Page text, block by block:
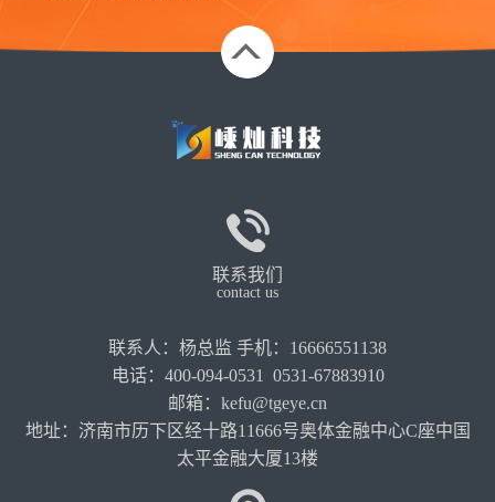
联系我们
contact us
联系人：杨总监 手机：16666551138
电话：400-094-0531 0531-67883910
邮箱：kefu@tgeye.cn
地址：济南市历下区经十路11666号奥体金融中心C座中国
太平金融大厦13楼